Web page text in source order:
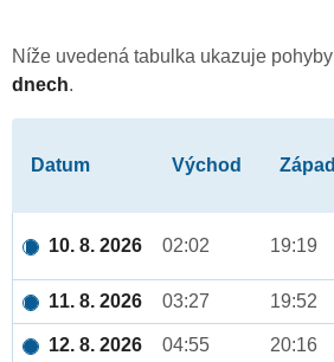
Níže uvedená tabulka ukazuje pohyby
dnech.
Datum Východ Západ
10. 8. 2026 02:02 19:19
11. 8. 2026 03:27 19:52
12. 8. 2026 04:55 20:16